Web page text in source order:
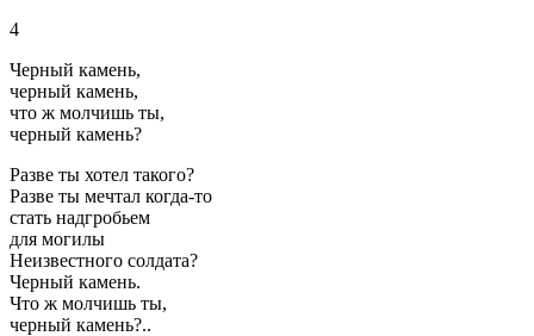
4
Черный камень,
черный камень,
что ж молчишь ты,
черный камень?
Разве ты хотел такого?
Разве ты мечтал когда-то
стать надгробьем
для могилы
Неизвестного солдата?
Черный камень.
Что ж молчишь ты,
черный камень?..